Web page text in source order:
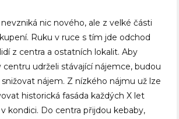
nic nového, ale z velké části
Ruku v ruce s tím jde odchod
z centra a ostatních lokalit. Aby
udrželi stávající nájemce, budou
nájem. Z nízkého nájmu už lze
historická fasáda každých X let
kondici. Do centra přijdou kebaby,